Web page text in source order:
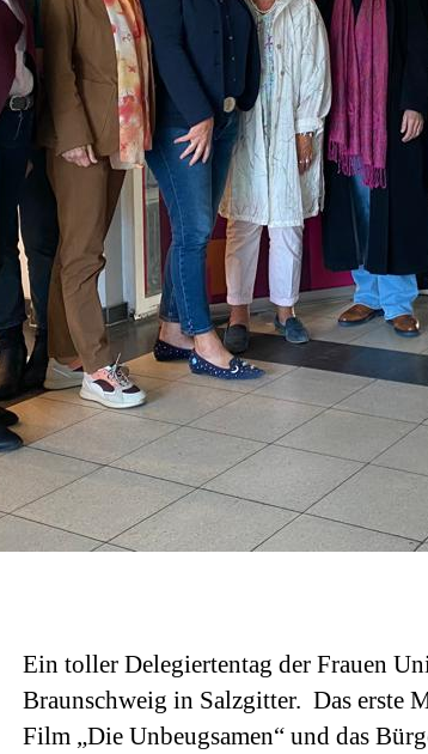
Ein toller Delegiertentag der Frauen
Braunschweig in Salzgitter. Das erste
Film „Die Unbeugsamen“ und das